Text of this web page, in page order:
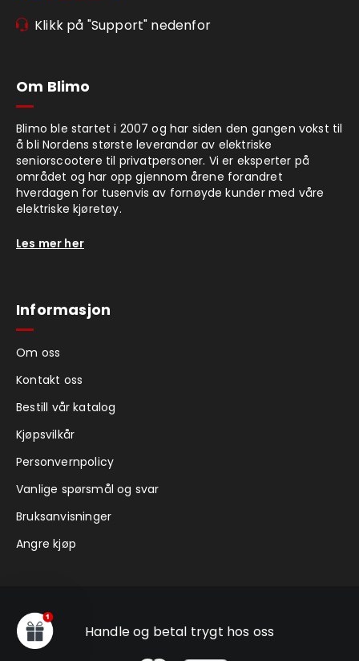
Klikk på "Support" nedenfor
Om Blimo
Blimo ble startet i 2007 og har siden den gangen vokst til
å bli Nordens største leverandør av elektriske
seniorscootere til privatpersoner. Vi er eksperter på
området og har opp gjennom årene forandret
hverdagen for tusenvis av fornøyde kunder med våre
elektriske kjøretøy.
Les mer her
Informasjon
Om oss
Kontakt oss
Bestill vår katalog
Kjøpsvilkår
Personvernpolicy
Vanlige spørsmål og svar
Bruksanvisninger
Angre kjøp
Handle og betal trygt hos oss